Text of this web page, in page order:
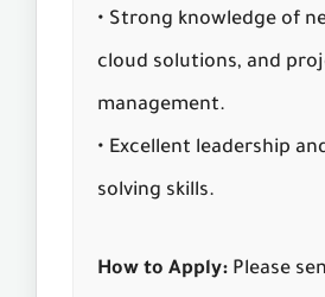
• Strong knowledge of
cloud solutions, and
management.
• Excellent leadership
solving skills.
How to Apply: Please